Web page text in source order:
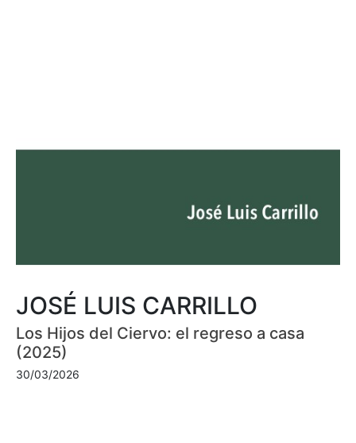
JOSÉ LUIS CARRILLO
Los Hijos del Ciervo: el regreso a casa
(2025)
30/03/2026